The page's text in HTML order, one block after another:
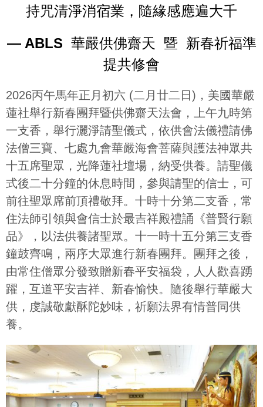
持咒清淨消宿業，隨緣感應遍大千
— ABLS 華嚴供佛齋天 暨 新春祈福準
提共修會
2026丙午馬年正月初六 (二月廿二日)，美國華嚴
蓮社舉行新春團拜暨供佛齋天法會，上午九時第
一支香，舉行灑淨請聖儀式，依供會法儀禮請佛
法僧三寶、七處九會華嚴海會菩薩與護法神眾共
十五席聖眾，光降蓮社壇場，納受供養。請聖儀
式後二十分鐘的休息時間，參與請聖的信士，可
前往聖眾席前頂禮敬拜。十時十分第二支香，常
住法師引領與會信士於最吉祥殿禮誦《普賢行願
品》，以法供養諸聖眾。十一時十五分第三支香
鐘鼓齊鳴，兩序大眾進行新春團拜。團拜之後，
由常住僧眾分發致贈新春平安福袋，人人歡喜踴
躍，互道平安吉祥、新春愉快。隨後舉行華嚴大
供，虔誠敬獻酥陀妙味，祈願法界有情普同供
養。